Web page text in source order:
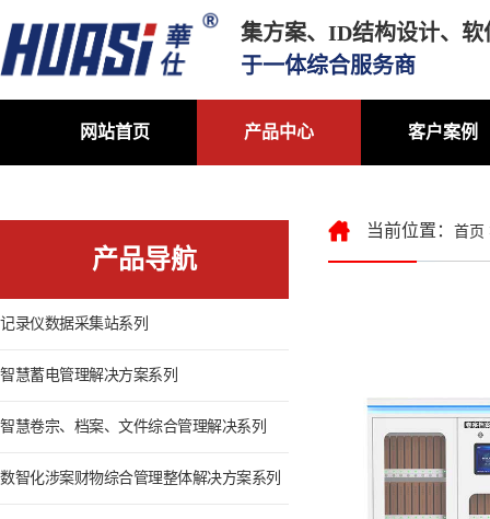
集方案、ID结构设计、
于一体综合服务商
网站首页 产品中心 客户案例
产品导航
记录仪数据采集站系列
智慧蓄电管理解决方案系列
智慧卷宗、档案、文件综合管理解决系列
数智化涉案财物综合管理整体解决方案系列
当前位置： 首页